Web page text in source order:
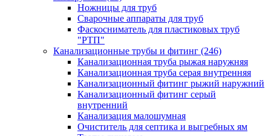
Ножницы для труб
Сварочные аппараты для труб
Фаскосниматель для пластиковых труб
"РТП"
Канализационные трубы и фитинг (246)
Канализационная труба рыжая наружняя
Канализационная труба серая внутренняя
Канализационный фитинг рыжий наружний
Канализационный фитинг серый
внутренний
Канализация малошумная
Очиститель для септика и выгребных ям